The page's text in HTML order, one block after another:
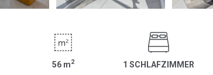
56 m2 1 SCHLAFZIMMER